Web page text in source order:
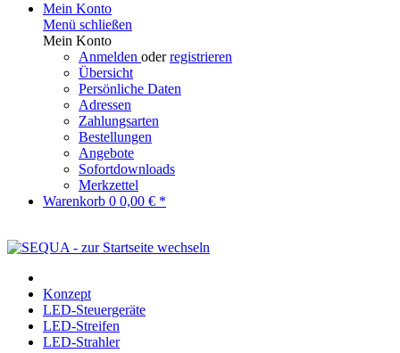
Mein Konto
Menü schließen
Mein Konto
Anmelden oderregistrieren
Übersicht
Persönliche Daten
Adressen
Zahlungsarten
Bestellungen
Angebote
Sofortdownloads
Merkzettel
Warenkorb 0 0,00 € *
Konzept
LED-Steuergeräte
LED-Streifen
LED-Strahler